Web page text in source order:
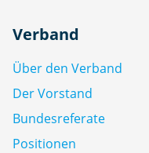
Verband
Über den Verband
Der Vorstand
Bundesreferate
Positionen